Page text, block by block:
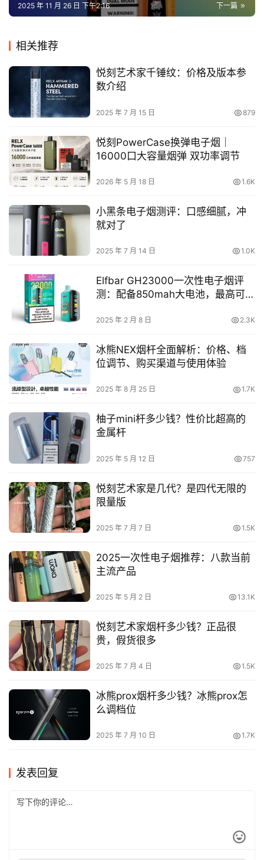
下一篇
2025 年 11 月 26 日 下午2:16
相关推荐
悦刻艺术家千锤纹：价格及版本参
数介绍
2025 年 7 月 15 日 879
悦刻PowerCase换弹电子烟｜
16000口大容量烟弹 双功率调节
2026 年 5 月 18 日 1.6K
小黑条电子烟测评：口感细腻，冲
就对了
2025 年 7 月 14 日 1.0K
Elfbar GH23000一次性电子烟评
测：配备850mah大电池，最高可抽
2025 年 2 月 8 日 2.3K
冰熊NEX烟杆全面解析：价格、档
位调节、购买渠道与使用体验
2025 年 8 月 25 日 1.7K
柚子mini杆多少钱？性价比超高的
金属杆
2025 年 5 月 12 日 757
悦刻艺术家是几代？是四代无限的
限量版
2025 年 7 月 7 日 1.5K
2025一次性电子烟推荐：八款当前
主流产品
2025 年 5 月 2 日 13.1K
悦刻艺术家烟杆多少钱？正品很
贵，假货很多
2025 年 7 月 4 日 1.5K
冰熊prox烟杆多少钱？冰熊prox怎
么调档位
2025 年 7 月 10 日 1.7K
发表回复